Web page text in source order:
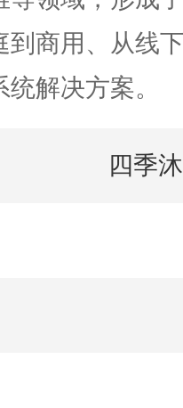
到商用、从线
解决方案。
四季